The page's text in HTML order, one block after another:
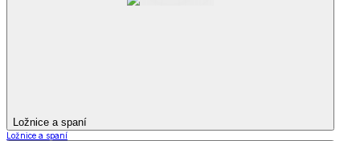
Ložnice a spaní
Ložnice a spaní